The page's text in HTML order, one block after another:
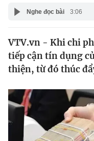
Pháp luật
Thế giới
Tin tức
Thế giới đó đây
Câu chuyện quốc tế
Kinh tế
Tài chính
Thị trường
Dữ liệu và đời sống
Công nghệ
Nghe đọc bài 3:06
VTV.vn - Khi chi
tiếp cận tín dụng
thiện, từ đó thúc